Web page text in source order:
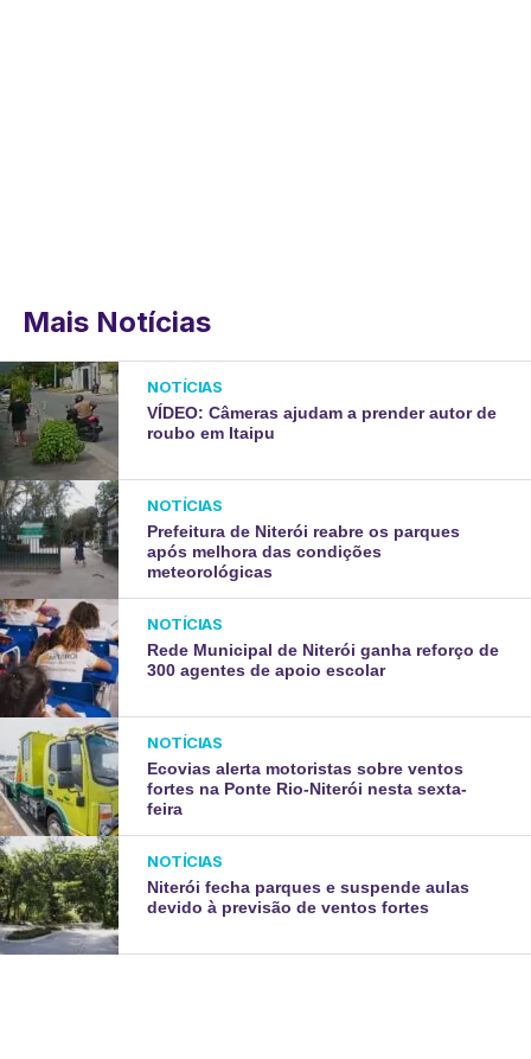
Mais Notícias
NOTÍCIAS
VÍDEO: Câmeras ajudam a prender autor de
roubo em Itaipu
NOTÍCIAS
Prefeitura de Niterói reabre os parques
após melhora das condições
meteorológicas
NOTÍCIAS
Rede Municipal de Niterói ganha reforço de
300 agentes de apoio escolar
NOTÍCIAS
Ecovias alerta motoristas sobre ventos
fortes na Ponte Rio-Niterói nesta sexta-
feira
NOTÍCIAS
Niterói fecha parques e suspende aulas
devido à previsão de ventos fortes